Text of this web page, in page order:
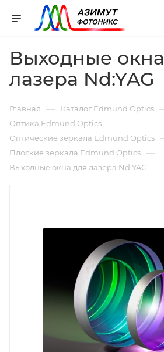
Выходные
лазера Nd:YAG
Главная — Каталог Edmund Optics
Оптика Edmund Optics —
Оптические зеркала Edmund Optics
Плоские зеркала Edmund Optics —
Выходные окна для лазера Nd:YAG